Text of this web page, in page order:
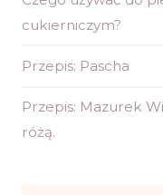
cukierniczym?
Przepis: Pascha
Przepis: Mazurek
różą.